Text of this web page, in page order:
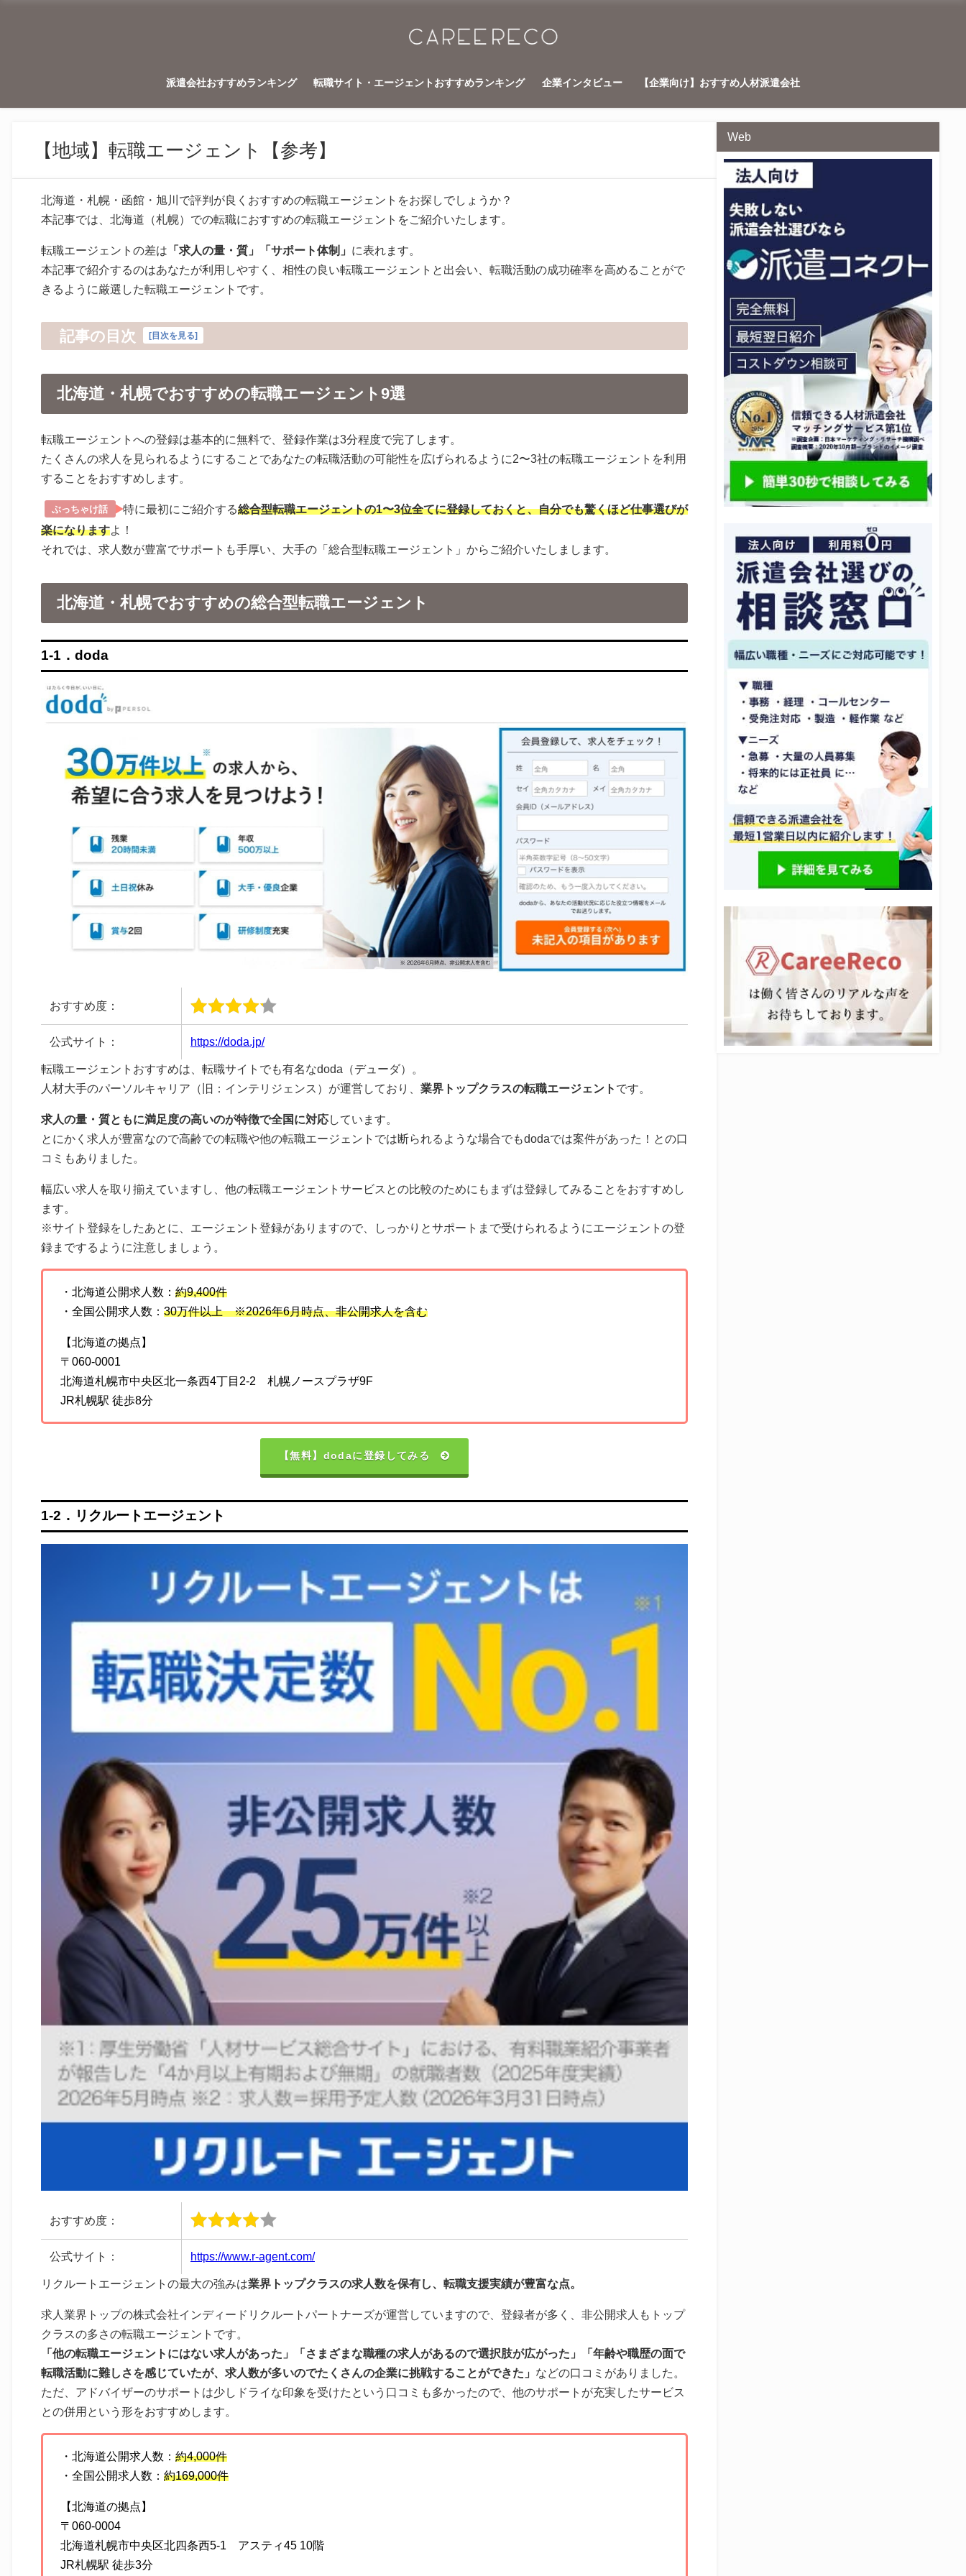
派遣会社おすすめランキング 転職サイト・エージェントおすすめランキング 企業インタビュー 【企業向け】おすすめ人材派遣会社
【地域】転職エージェント【参考】
北海道・札幌・函館・旭川で評判が良くおすすめの転職エージェントをお探しでしょうか？
本記事では、北海道（札幌）での転職におすすめの転職エージェントをご紹介いたします。
転職エージェントの差は 「求人の量・質」「サポート体制」 に表れます。
本記事で紹介するのはあなたが利用しやすく、相性の良い転職エージェントと出会い、転職活動の成功確率を高めることがで
きるように厳選した転職エージェントです。
記事の目次 [目次を見る]
北海道・札幌でおすすめの転職エージェント9選
転職エージェントへの登録は基本的に無料で、登録作業は3分程度で完了します。
たくさんの求人を見られるようにすることであなたの転職活動の可能性を広げられるように2〜3社の転職エージェントを利用
することをおすすめします。
ぶっちゃけ話 特に最初にご紹介する総合型転職エージェントの1〜3位全てに登録しておくと、自分でも驚くほど仕事選びが
楽になります よ！
それでは、求人数が豊富でサポートも手厚い、大手の「総合型転職エージェント」からご紹介いたしまします。
北海道・札幌でおすすめの総合型転職エージェント
1-1．doda
おすすめ度：
公式サイト： https://doda.jp/
転職エージェントおすすめは、転職サイトでも有名なdoda（デューダ）。
人材大手のパーソルキャリア（旧：インテリジェンス）が運営しており、 業界トップクラスの転職エージェント です。
求人の量・質ともに満足度の高いのが特徴で全国に対応しています。
とにかく求人が豊富なので高齢での転職や他の転職エージェントでは断られるような場合でもdodaでは案件があった！との口
コミもありました。
幅広い求人を取り揃えていますし、他の転職エージェントサービスとの比較のためにもまずは登録してみることをおすすめし
ます。
※サイト登録をしたあとに、エージェント登録がありますので、しっかりとサポートまで受けられるようにエージェントの登
録までするように注意しましょう。
・北海道公開求人数： 約9,400件
・全国公開求人数： 30万件以上 ※2026年6月時点、非公開求人を含む
【北海道の拠点】
〒060-0001
北海道札幌市中央区北一条西4丁目2-2 札幌ノースプラザ9F
JR札幌駅 徒歩8分
【無料】dodaに登録してみる
1-2．リクルートエージェント
おすすめ度：
公式サイト： https://www.r-agent.com/
リクルートエージェントの最大の強みは業界トップクラスの求人数を保有し、転職支援実績が豊富な点。
求人業界トップの株式会社インディードリクルートパートナーズが運営していますので、登録者が多く、非公開求人もトップ
クラスの多さの転職エージェントです。
「他の転職エージェントにはない求人があった」「さまざまな職種の求人があるので選択肢が広がった」「年齢や職歴の面で
転職活動に難しさを感じていたが、求人数が多いのでたくさんの企業に挑戦することができた」 などの口コミがありました。
ただ、アドバイザーのサポートは少しドライな印象を受けたという口コミも多かったので、他のサポートが充実したサービス
との併用という形をおすすめします。
・北海道公開求人数： 約4,000件
・全国公開求人数： 約169,000件
【北海道の拠点】
〒060-0004
北海道札幌市中央区北四条西5-1 アスティ45 10階
JR札幌駅 徒歩3分
Web